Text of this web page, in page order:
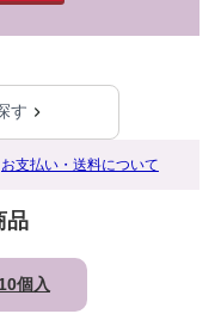
す
お支払い・送料について
品
10個入